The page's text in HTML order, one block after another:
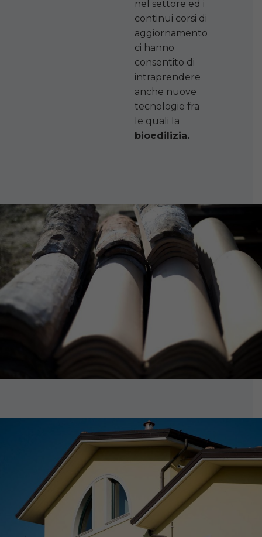
nel settore ed i
continui corsi di
aggiornamento
ci hanno
consentito di
intraprendere
anche nuove
tecnologie fra
le quali la
bioedilizia.